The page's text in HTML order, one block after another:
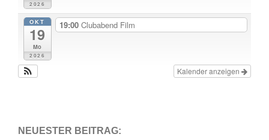
2026
OKT
19
Mo
2026
19:00 Clubabend Film
Kalender anzeigen
NEUESTER BEITRAG: